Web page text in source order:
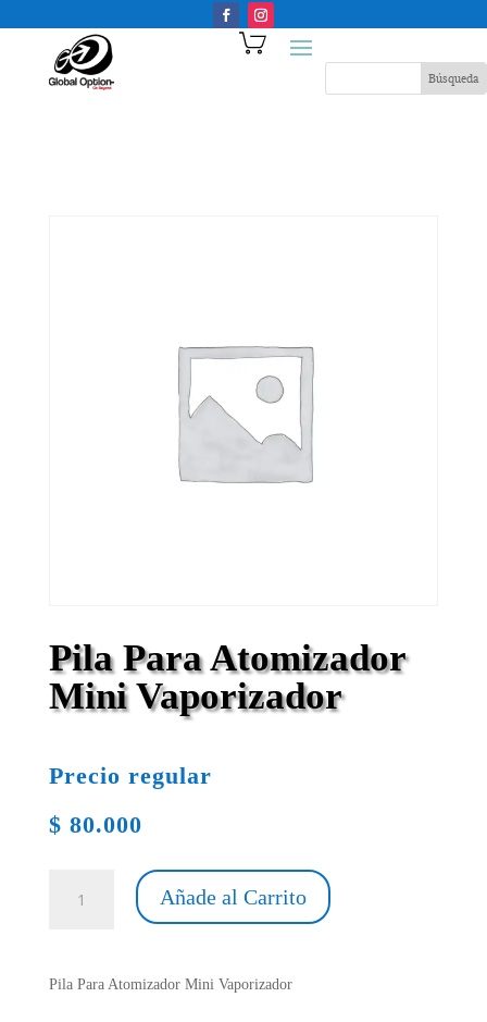
Pila Para Atomizador
Mini Vaporizador
Precio regular
$ 80.000
Vaporizador
Añade al Carrito
Pila Para Atomizador Mini Vaporizador